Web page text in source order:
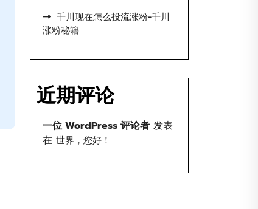
千川现在怎么投流涨粉-千川
涨粉秘籍
近期评论
一位 WordPress 评论者 发表
在 世界，您好！